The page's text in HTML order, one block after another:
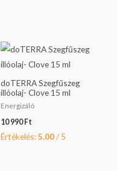
doTERRA Szegfűszeg
illóolaj- Clove 15 ml
Energizáló
10 990 Ft
Értékelés:5.00/ 5